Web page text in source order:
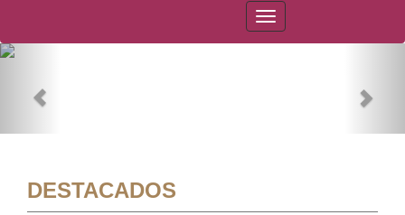
PAOT
DESTACADOS